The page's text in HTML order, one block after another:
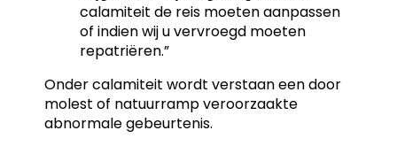
calamiteit de reis moeten aanpassen
of indien wij u vervroegd moeten
repatriëren.”
Onder calamiteit wordt verstaan een door
molest of natuurramp veroorzaakte
abnormale gebeurtenis.